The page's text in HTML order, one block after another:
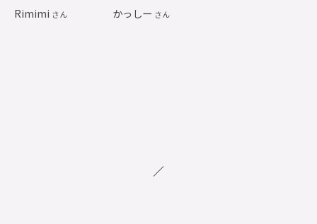
Rimimi さん かっしー さん